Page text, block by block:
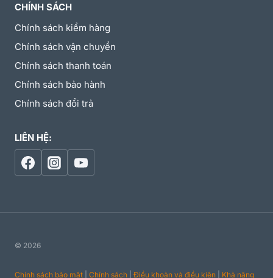
CHÍNH SÁCH
Chính sách kiểm hàng
Chính sách vận chuyển
Chính sách thanh toán
Chính sách bảo hành
Chính sách đổi trả
LIÊN HỆ:
© 2026
Chính sách bảo mật Chính sách Điều khoản và điều kiện Khả năng